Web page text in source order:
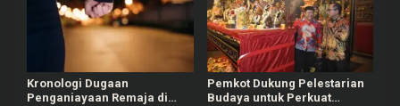
Kronologi Dugaan
Penganiayaan Remaja di
Pemkot Dukung Pelestarian
Budaya untuk Perkuat